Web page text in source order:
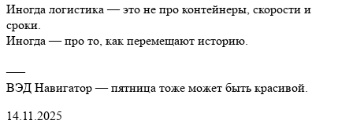
Иногда логистика — это не про контейнеры, скорости и
сроки.
Иногда — про то, как перемещают историю.
–––
ВЭД Навигатор — пятница тоже может быть красивой.
14.11.2025